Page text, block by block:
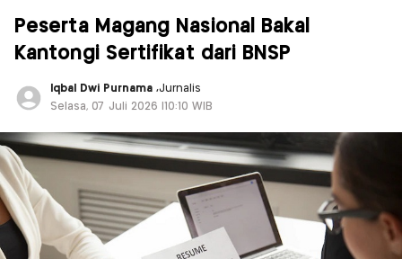
Peserta Magang Nasional Bakal
Kantongi Sertifikat dari BNSP
Iqbal Dwi Purnama ,Jurnalis
Selasa, 07 Juli 2026 |10:10 WIB